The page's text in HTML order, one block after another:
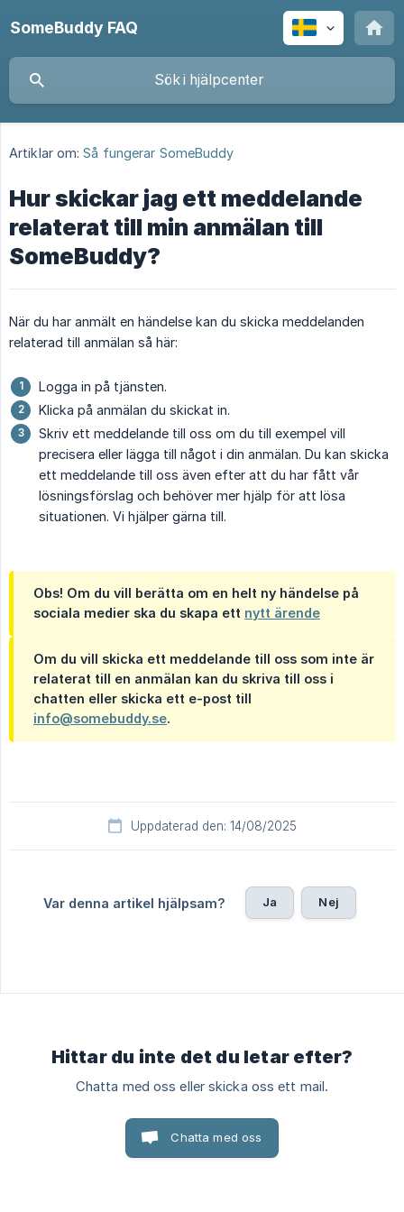
SomeBuddy FAQ
Artiklar om: Så fungerar SomeBuddy
Hur skickar jag ett meddelande
relaterat till min anmälan till
SomeBuddy?
När du har anmält en händelse kan du skicka meddelanden
relaterad till anmälan så här:
Logga in på tjänsten.
Klicka på anmälan du skickat in.
Skriv ett meddelande till oss om du till exempel vill
precisera eller lägga till något i din anmälan. Du kan skicka
ett meddelande till oss även efter att du har fått vår
lösningsförslag och behöver mer hjälp för att lösa
situationen. Vi hjälper gärna till.
Obs! Om du vill berätta om en helt ny händelse på
sociala medier ska du skapa ett nytt ärende
Om du vill skicka ett meddelande till oss som inte är
relaterat till en anmälan kan du skriva till oss i
chatten eller skicka ett e-post till
info@somebuddy.se.
Uppdaterad den: 14/08/2025
Var denna artikel hjälpsam? Ja Nej
Hittar du inte det du letar efter?
Chatta med oss eller skicka oss ett mail.
Chatta med oss